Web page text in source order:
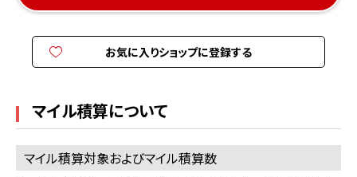
お気に入りショップに登録する
マイル積算について
マイル積算対象およびマイル積算数